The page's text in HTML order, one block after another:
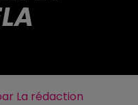
La rédaction